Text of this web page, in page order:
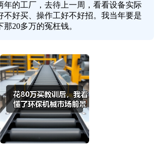
年的工厂，去待上一周，看看设备实际
不好买、操作工好不好招。我当年要是
20多万的冤枉钱。